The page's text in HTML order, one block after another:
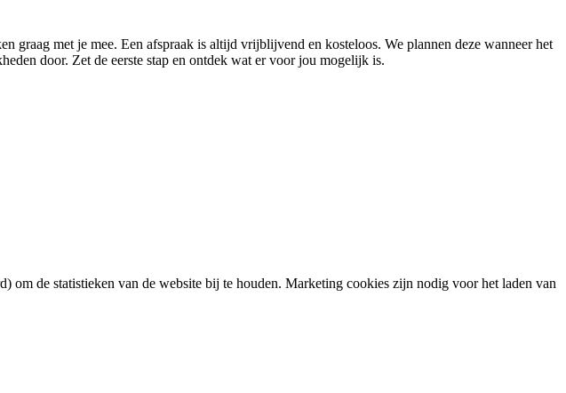
met je mee. Een afspraak is altijd vrijblijvend en kosteloos. We plannen deze wanneer het
door. Zet de eerste stap en ontdek wat er voor jou mogelijk is.
om de statistieken van de website bij te houden. Marketing cookies zijn nodig voor het laden van